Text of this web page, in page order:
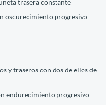
trasera constante
oscurecimiento progresivo
y traseros con dos de ellos de
endurecimiento progresivo